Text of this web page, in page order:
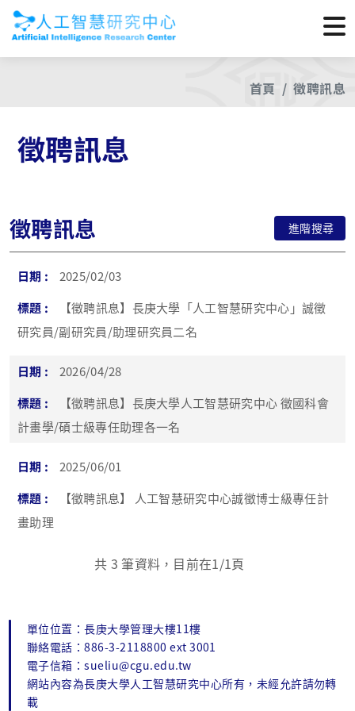
首頁 徵聘訊息
徵聘訊息
徵聘訊息 進階搜尋
2025/02/03
【徵聘訊息】長庚大學「人工智慧研究中心」誠徵
研究員/副研究員/助理研究員二名
2026/04/28
【徵聘訊息】長庚大學人工智慧研究中心 徵國科會
計畫學/碩士級專任助理各一名
2025/06/01
【徵聘訊息】 人工智慧研究中心誠徵博士級專任計
畫助理
共 3 筆資料，目前在1/1頁
單位位置：長庚大學管理大樓11樓
聯絡電話：886-3-2118800 ext 3001
電子信箱：sueliu@cgu.edu.tw
網站內容為長庚大學人工智慧研究中心所有，未經允許請勿轉
載